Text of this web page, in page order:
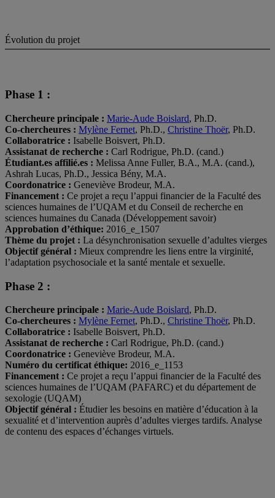
Évolution du projet
Phase 1 :
Chercheure principale : Marie-Aude Boislard, Ph.D.
Co-chercheures : Mylène Fernet, Ph.D., Christine Thoër, Ph.D.
Collaboratrice : Isabelle Boisvert, Ph.D.
Assistanat de recherche : Carl Rodrigue, Ph.D. (cand.)
Étudiant.es affilié.es : Melissa Anne Fuller, B.A., M.A. (cand.),
Ashrah Lucas, Ph.D., Jessica Bény, M.A.
Coordonatrice : Geneviève Brodeur, M.A.
Financement : Ce projet a reçu l’appui financier de la Faculté des
sciences humaines de l’UQAM et du Conseil de recherche en
sciences humaines du Canada (Développement savoir)
Approbation d’éthique: 2016_e_1507
Thème du projet : La désynchronisation sexuelle d’adultes vierges
Objectif général : Mieux comprendre les liens entre la virginité,
l’adaptation psychosociale et la santé mentale et sexuelle.
Phase 2 :
Chercheure principale : Marie-Aude Boislard, Ph.D.
Co-chercheures : Mylène Fernet, Ph.D., Christine Thoër, Ph.D.
Collaboratrice : Isabelle Boisvert, Ph.D.
Assistanat de recherche : Carl Rodrigue, Ph.D. (cand.)
Coordonatrice : Geneviève Brodeur, M.A.
Numéro du certificat éthique: 2016_e_1153
Financement : Ce projet a reçu l’appui financier de la Faculté des
sciences humaines de l’UQAM (PAFARC) et du département de
sexologie (UQAM)
Objectif général : Étudier les besoins en matière d’éducation à la
sexualité et d’intervention auprès d’adultes vierges tardifs. Analyse
de contenu des espaces d’échanges virtuels.